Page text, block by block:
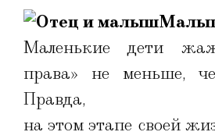
Маленькие дети
права» не меньше,
Правда,
на этом этапе своей